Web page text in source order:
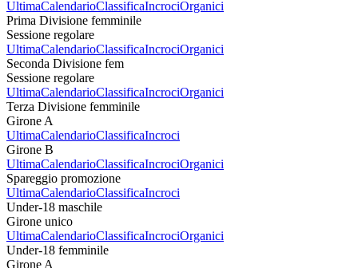
UltimaCalendarioClassificaIncrociOrganici
Prima Divisione femminile
Sessione regolare
UltimaCalendarioClassificaIncrociOrganici
Seconda Divisione fem
Sessione regolare
UltimaCalendarioClassificaIncrociOrganici
Terza Divisione femminile
Girone A
UltimaCalendarioClassificaIncroci
Girone B
UltimaCalendarioClassificaIncrociOrganici
Spareggio promozione
UltimaCalendarioClassificaIncroci
Under-18 maschile
Girone unico
UltimaCalendarioClassificaIncrociOrganici
Under-18 femminile
Girone A